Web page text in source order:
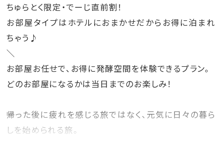
※第1･第3月曜日は、10:00〜17:00の間、メ
ンテナンスのため休館とさせていただいており
ます。
ご予約時は「幼児（食事あり）」でご入力くださ
い。
宿泊料金は無料ですが、朝食・スパ利用（大浴
場・サウナ）・タオルセット・こども用部屋着・こ
※環境への配慮から、アメニティはサステナブ
ル素材のものをご用意しております。
「幼児（食事・布団なし）」でご入力ください。
ちゅらとく限定・でーじ直前割！
お部屋タイプはホテルにおまかせだからお得に泊まれ
ちゃう♪
＼
お部屋お任せで、お得に発酵空間を体験できるプラン。
どのお部屋になるかは当日までのお楽しみ！
帰った後に疲れを感じる旅ではなく、元気に日々の暮ら
しを始められる旅。